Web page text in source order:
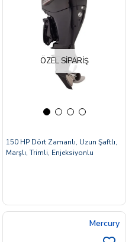
ÖZEL SIPARIŞ
150 HP Dört Zamanlı, Uzun Şaftlı,
Marşlı, Trimli, Enjeksiyonlu
Mercury